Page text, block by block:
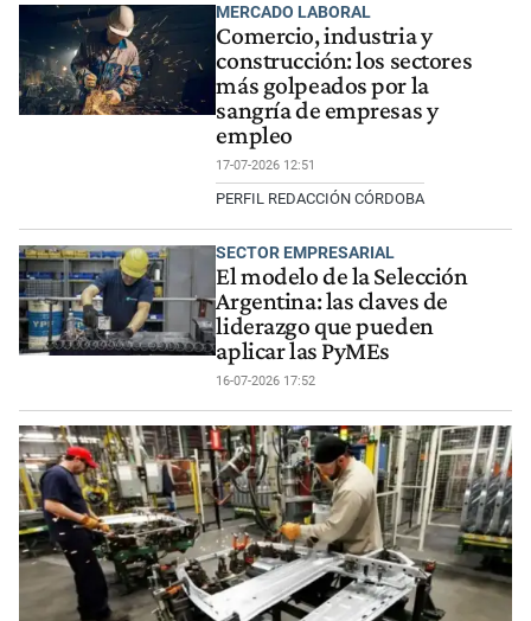
MERCADO LABORAL
Comercio, industria y
construcción: los sectores
más golpeados por la
sangría de empresas y
empleo
17-07-2026 12:51
PERFIL REDACCIÓN CÓRDOBA
SECTOR EMPRESARIAL
El modelo de la Selección
Argentina: las claves de
liderazgo que pueden
aplicar las PyMEs
16-07-2026 17:52